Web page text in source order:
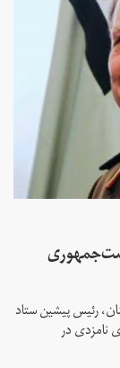
رئیس پیشین ستاد
نامزدی در